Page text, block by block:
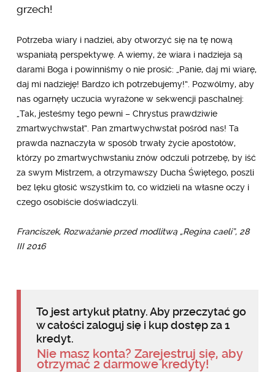
grzech!
Potrzeba wiary i nadziei, aby otworzyć się na tę nową
wspaniałą perspektywę. A wiemy, że wiara i nadzieja są
darami Boga i powinniśmy o nie prosić: „Panie, daj mi wiarę,
daj mi nadzieję! Bardzo ich potrzebujemy!”. Pozwólmy, aby
nas ogarnęły uczucia wyrażone w sekwencji paschalnej:
„Tak, jesteśmy tego pewni – Chrystus prawdziwie
zmartwychwstał”. Pan zmartwychwstał pośród nas! Ta
prawda naznaczyła w sposób trwały życie apostołów,
którzy po zmartwychwstaniu znów odczuli potrzebę, by iść
za swym Mistrzem, a otrzymawszy Ducha Świętego, poszli
bez lęku głosić wszystkim to, co widzieli na własne oczy i
czego osobiście doświadczyli.
Franciszek, Rozważanie przed modlitwą „Regina caeli”, 28
III 2016
To jest artykuł płatny. Aby przeczytać go
w całości zaloguj się i kup dostęp za 1
kredyt.
Nie masz konta? Zarejestruj się, aby
otrzymać 2 darmowe kredyty!